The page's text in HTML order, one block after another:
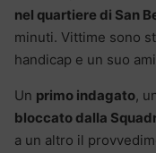
nel quartiere di San
minuti. Vittime sono
handicap e un suo
Un primo indagato,
bloccato dalla
a un altro il